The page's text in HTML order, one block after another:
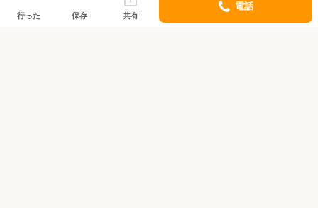
行った 保存 共有
電話